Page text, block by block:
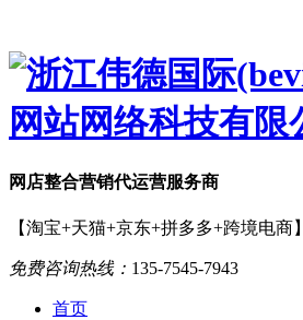
网店整合营销代运营服务商
【淘宝+天猫+京东+拼多多+跨境电商】
免费咨询热线： 135-7545-7943
首页